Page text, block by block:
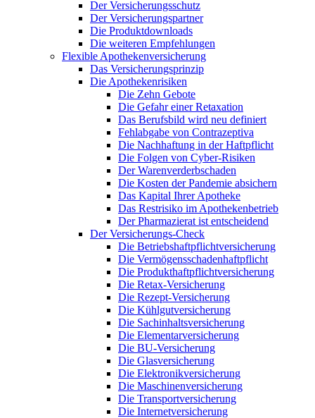
Der Versicherungsschutz
Der Versicherungspartner
Die Produktdownloads
Die weiteren Empfehlungen
Flexible Apothekenversicherung
Das Versicherungsprinzip
Die Apothekenrisiken
Die Zehn Gebote
Die Gefahr einer Retaxation
Das Berufsbild wird neu definiert
Fehlabgabe von Contrazeptiva
Die Nachhaftung in der Haftpflicht
Die Folgen von Cyber-Risiken
Der Warenverderbschaden
Die Kosten der Pandemie absichern
Das Kapital Ihrer Apotheke
Das Restrisiko im Apothekenbetrieb
Der Pharmazierat ist entscheidend
Der Versicherungs-Check
Die Betriebshaftpflichtversicherung
Die Vermögensschadenhaftpflicht
Die Produkthaftpflichtversicherung
Die Retax-Versicherung
Die Rezept-Versicherung
Die Kühlgutversicherung
Die Sachinhaltsversicherung
Die Elementarversicherung
Die BU-Versicherung
Die Glasversicherung
Die Elektronikversicherung
Die Maschinenversicherung
Die Transportversicherung
Die Internetversicherung